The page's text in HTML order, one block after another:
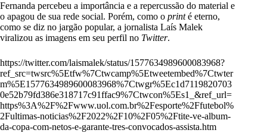
Fernanda percebeu a importância e a repercussão do material e
o apagou de sua rede social. Porém, como o printé eterno,
como se diz no jargão popular, a jornalista Laís Malek
viralizou as imagens em seu perfil no Twitter.
https://twitter.com/laismalek/status/1577634989600083968?
ref_src=twsrc%5Etfw%7Ctwcamp%5Etweetembed%7Ctwter
m%5E1577634989600083968%7Ctwgr%5Ec1d7119820703
0e52b79fd386e318717c91ffac9%7Ctwcon%5Es1_&ref_url=
https%3A%2F%2Fwww.uol.com.br%2Fesporte%2Ffutebol%
2Fultimas-noticias%2F2022%2F10%2F05%2Ftite-ve-album-
da-copa-com-netos-e-garante-tres-convocados-assista.htm